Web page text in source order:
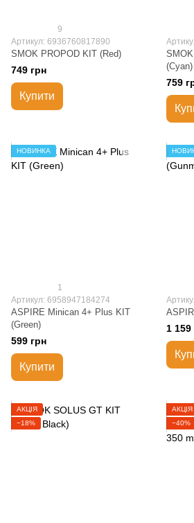
9
Артикул: 6936760817890
SMOK PROPOD KIT (Red)
749 грн
Купити
(Cyan)
759
НОВИНКА
1
Артикул: 6958947184274
ASPIRE Minican 4+ Plus KIT
(Green)
599 грн
Купити
1 159
АКЦІЯ
−18%
АКЦІЯ
−40%